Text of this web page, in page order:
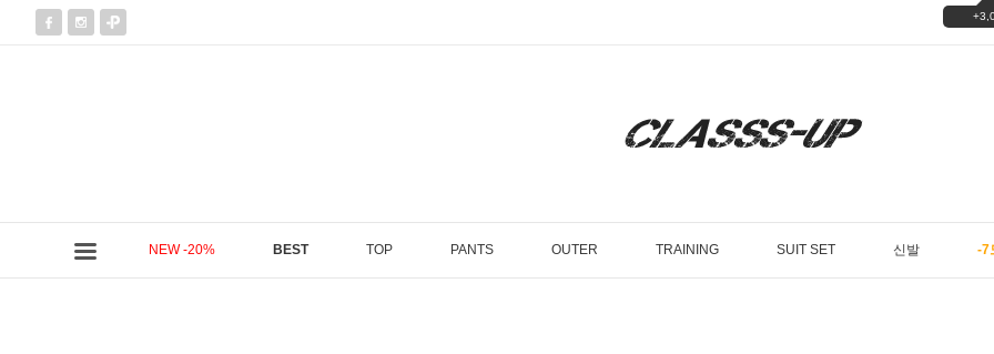
NEW -20% BEST TOP PANTS OUTER TRAINING SUIT SET 신발 -7